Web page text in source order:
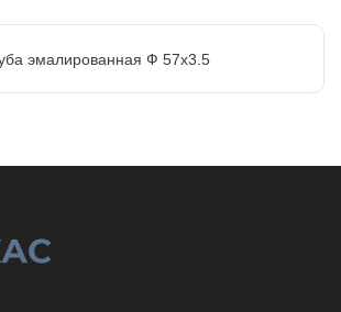
эмалированная Ф 57х3.5